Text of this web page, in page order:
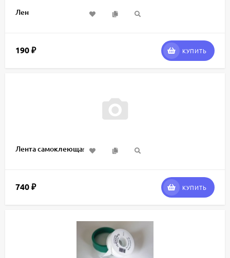
Лен
190 ₽ КУПИТЬ
Лента самоклеющаяся
740 ₽ КУПИТЬ